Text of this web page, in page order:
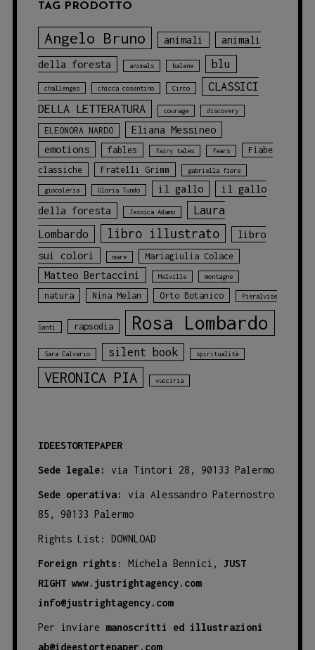
TAG PRODOTTO
Angelo Bruno animali animali
della foresta animals balene blu
challenges chicca cosentino Circo
CLASSICI
DELLA LETTERATURA
courage discovery
ELEONORA NARDO
Eliana Messineo
emotions
fables fairy tales fears
Fiabe
classiche
Fratelli Grimm gabriella fiore
giocoleria Gloria Tundo il gallo
il gallo
della foresta
Jessica Adamo
Laura
Lombardo
libro illustrato
libro
sui colori
mare Mariagiulia Colace
Matteo Bertaccini Melville montagne
natura Nina Melan Orto Botanico Pieralvise
Santi rapsodia Rosa Lombardo
Sara Calvario silent book spiritualità
VERONICA PIA vucciria
IDEESTORTEPAPER
Sede legale: via Tintori 28, 90133 Palermo
Sede operativa:
via Alessandro Paternostro
85, 90133 Palermo
Rights List: DOWNLOAD
Foreign rights : Michela Bennici, JUST
RIGHT www.justrightagency.com
info@justrightagency.com
Per inviare manoscritti ed illustrazioni
ab@ideestortepaper.com